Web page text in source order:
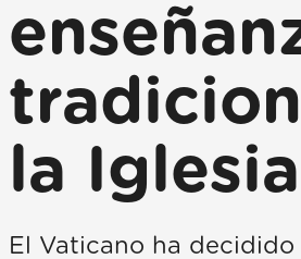
la Iglesia
El Vaticano ha decidido